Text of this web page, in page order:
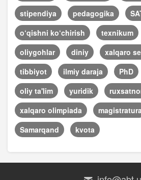
stipendiya
pedagogika
o‘qishni ko‘chirish
texnikum
oliygohlar
diniy xalqaro
tibbiyot
ilmiy daraja PhD
oliy ta'lim
yuridik
xalqaro olimpiada
magistratura
Samarqand
kvota